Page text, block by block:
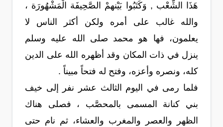
هَذَا الشِّعْب , وَكَتَبُوا بَيْنهمْ الصَّحِيفَة الْمَشْهُورَة ،
والله غالب على أمره ولكن أكثر الناس لا
يعلمون، فها هو محمد صلى الله عليه وسلم
ينزل في ذات المكان وقد أظهره الله على الدين
كله، ونصره وأعزه، وفتح له فتحاً مبيناً .
فلما رمى في اليوم الثالث عشر نفر إلى خيف
بني كنانة المسمى بالمحصَّب ، فصلى هناك
الظهر والعصر والمغرب والعشاء، ثم نام حتى